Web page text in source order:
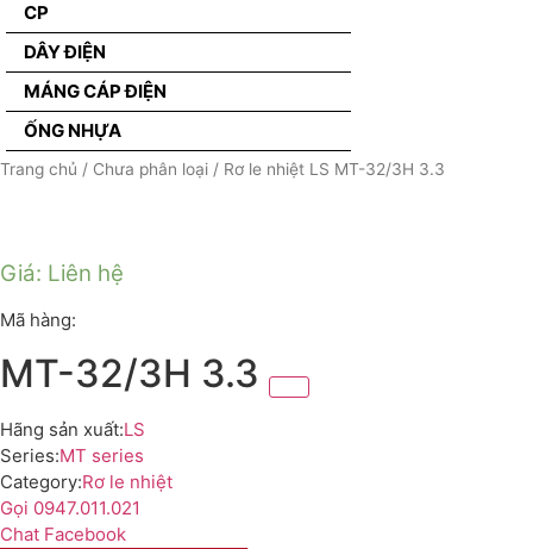
CP
DÂY ĐIỆN
MÁNG CÁP ĐIỆN
ỐNG NHỰA
Trang chủ / Chưa phân loại / Rơ le nhiệt LS MT-32/3H 3.3
Giá: Liên hệ
Mã hàng:
MT-32/3H 3.3
Hãng sản xuất:LS
Series:MT series
Category:Rơ le nhiệt
Gọi 0947.011.021
Chat Facebook